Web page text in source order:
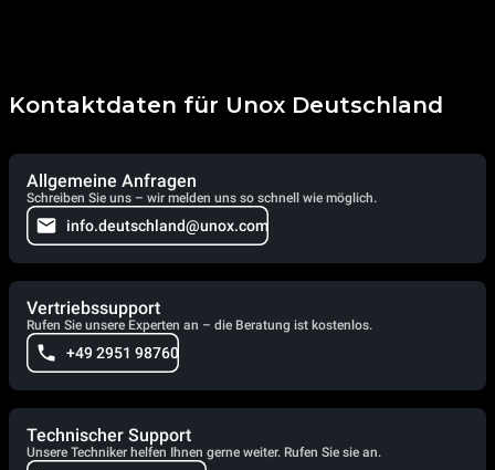
Kontaktdaten für Unox Deutschland
Allgemeine Anfragen
Schreiben Sie uns – wir melden uns so schnell wie möglich.
info.deutschland@unox.com
Vertriebssupport
Rufen Sie unsere Experten an – die Beratung ist kostenlos.
+49 2951 98760
Technischer Support
Unsere Techniker helfen Ihnen gerne weiter. Rufen Sie sie an.